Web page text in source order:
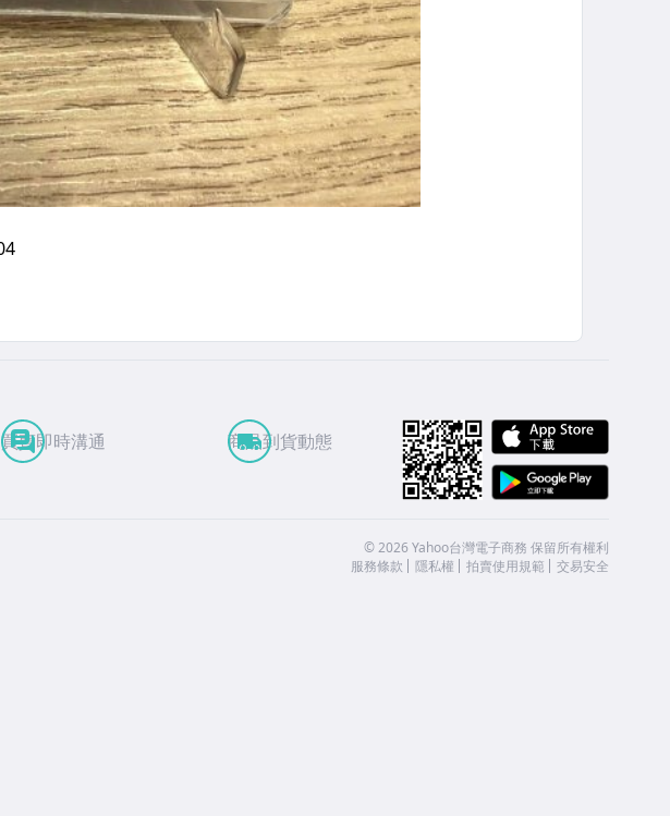
買賣即時溝通 商品到貨動態
©2026 Yahoo台灣電子商務 保留所有權利
服務條款
隱私權 拍賣使用規範 交易安全